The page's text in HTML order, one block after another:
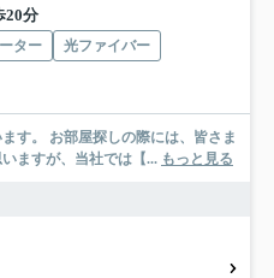
20分
ター
光ファイバー
、皆さま
ますが、当社では【... もっと見る